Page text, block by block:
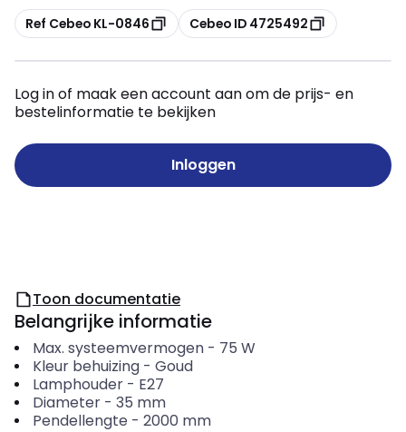
Kopiëren
Ref Cebeo KL-0846 Kopiëren
Cebeo ID 4725492
Log in of maak een account aan om de prijs- en
bestelinformatie te bekijken
Inloggen
Toon documentatie
Belangrijke informatie
Max. systeemvermogen- 75 W
Kleur behuizing- Goud
Lamphouder- E27
Diameter- 35 mm
Pendellengte - 2000 mm